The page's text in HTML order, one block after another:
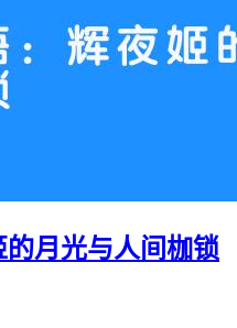
月光与人间枷锁